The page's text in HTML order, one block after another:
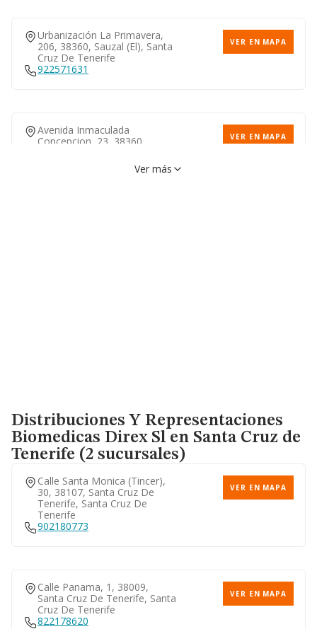
Urbanización La Primavera,
206, 38360, Sauzal (el), Santa
Cruz De Tenerife
VER EN MAPA
922571631
Avenida Inmaculada
Concepcion, 23, 38360,
VER EN MAPA
Ver más
Distribuciones Y Representaciones
Biomedicas Direx Sl en Santa Cruz de
Tenerife (2 sucursales)
Calle Santa Monica (tincer),
30, 38107, Santa Cruz De
Tenerife, Santa Cruz De
Tenerife
VER EN MAPA
902180773
Calle Panama, 1, 38009,
Santa Cruz De Tenerife, Santa
Cruz De Tenerife
VER EN MAPA
822178620